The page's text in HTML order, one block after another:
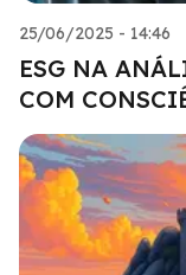
25/06/2025 - 14:46
ESG NA
COM